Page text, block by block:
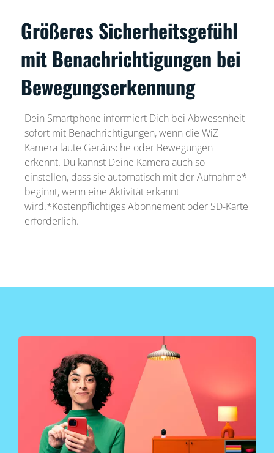
Größeres Sicherheitsgefühl
mit Benachrichtigungen bei
Bewegungserkennung
Dein Smartphone informiert Dich bei Abwesenheit
sofort mit Benachrichtigungen, wenn die WiZ
Kamera laute Geräusche oder Bewegungen
erkennt. Du kannst Deine Kamera auch so
einstellen, dass sie automatisch mit der Aufnahme*
beginnt, wenn eine Aktivität erkannt
wird.*Kostenpflichtiges Abonnement oder SD-Karte
erforderlich.